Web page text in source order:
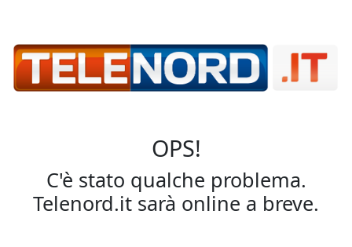
OPS!
C'è stato qualche problema.
Telenord.it sarà online a breve.